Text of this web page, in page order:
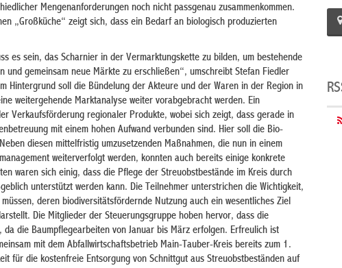
Mengenanforderungen noch nicht passgenau zusammenkommen.
„Großküche“ zeigt sich, dass ein Bedarf an biologisch produzierten
es sein, das Scharnier in der Vermarktungskette zu bilden, um bestehende
und gemeinsam neue Märkte zu erschließen“, umschreibt Stefan Fiedler
Hintergrund soll die Bündelung der Akteure und der Waren in der Region in
weitergehende Marktanalyse weiter vorabgebracht werden. Ein
Verkaufsförderung regionaler Produkte, wobei sich zeigt, dass gerade in
mit einem hohen Aufwand verbunden sind. Hier soll die Bio-
diesen mittelfristig umzusetzenden Maßnahmen, die nun in einem
weiterverfolgt werden, konnten auch bereits einige konkrete
waren sich einig, dass die Pflege der Streuobstbestände im Kreis durch
unterstützt werden kann. Die Teilnehmer unterstrichen die Wichtigkeit,
deren biodiversitätsfördernde Nutzung auch ein wesentliches Ziel
Die Mitglieder der Steuerungsgruppe hoben hervor, dass die
die Baumpflegearbeiten von Januar bis März erfolgen. Erfreulich ist
mit dem Abfallwirtschaftsbetrieb Main-Tauber-Kreis bereits zum 1.
für die kostenfreie Entsorgung von Schnittgut aus Streuobstbeständen auf